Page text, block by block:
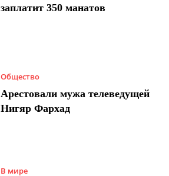
заплатит 350 манатов
Общество
Арестовали мужа телеведущей
Нигяр Фархад
В мире